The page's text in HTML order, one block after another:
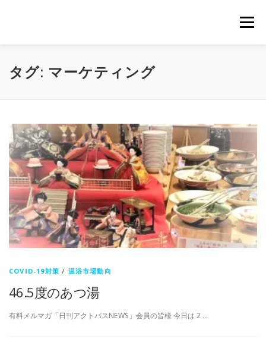
メニュー
｜HOME｜ 緊急無料公開記事
タグ: マーケティング
COVID-19対策 / 温浴市場動向
46.5度のあつ湯
有料メルマガ「日刊アクトパスNEWS」会員の皆様 今日は 2 …